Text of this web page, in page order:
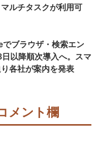
ルチタスクが利用可
ブラウザ・検索エン
以降順次導入へ。スマ
各社が案内を発表
メント欄